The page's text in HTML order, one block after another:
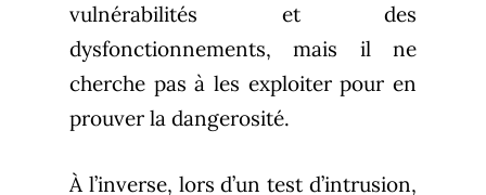
vulnérabilités et des
dysfonctionnements, mais il ne
cherche pas à les exploiter pour en
prouver la dangerosité.
À l’inverse, lors d’un test d’intrusion,